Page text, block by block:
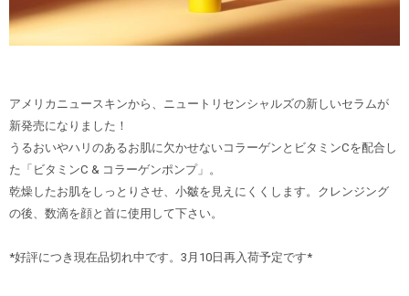
アメリカニュースキンから、ニュートリセンシャルズの新しいセラムが
新発売になりました！
うるおいやハリのあるお肌に欠かせないコラーゲンとビタミンCを配合し
た「ビタミンC & コラーゲンポンプ」。
乾燥したお肌をしっとりさせ、小皺を見えにくくします。クレンジング
の後、数滴を顔と首に使用して下さい。
*好評につき現在品切れ中です。3月10日再入荷予定です*